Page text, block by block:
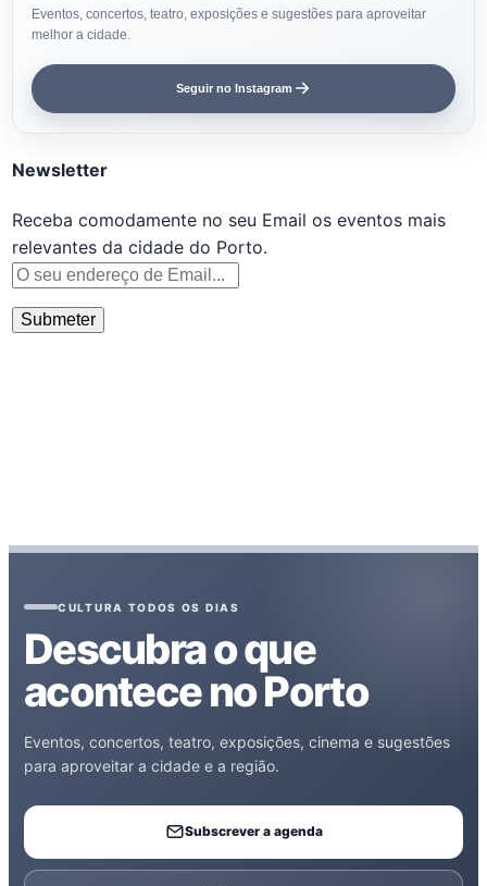
Eventos, concertos, teatro, exposições e sugestões para aproveitar
melhor a cidade.
Seguir no Instagram
Newsletter
Receba comodamente no seu Email os eventos mais
relevantes da cidade do Porto.
CULTURA TODOS OS DIAS
Descubra o que
acontece no Porto
Eventos, concertos, teatro, exposições, cinema e sugestões
para aproveitar a cidade e a região.
Subscrever a agenda